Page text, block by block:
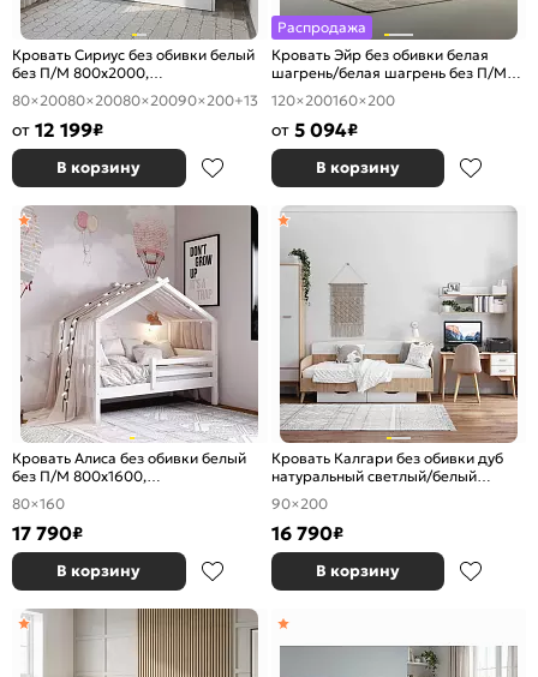
Кровать Сириус без обивки белый
без П/М 800x2000,
ортопедическое основание,
изголовье жесткое
80×20080×20080×20090×200+13
от 12 199₽
В корзину
Распродажа
Кровать Эйр без обивки белая
шагрень/белая шагрень без П/М
1200x2000, ортопедическое
основание, изголовье жесткое
120×200160×200
от 5 094₽
В корзину
Кровать Алиса без обивки белый
без П/М 800x1600,
ортопедическое основание,
изголовье жесткое
80×160
17 790₽
В корзину
Кровать Калгари без обивки дуб
натуральный светлый/белый
матовый без П/М 900x2000,
ортопедическое основание,
изголовье жесткое
90×200
16 790₽
В корзину